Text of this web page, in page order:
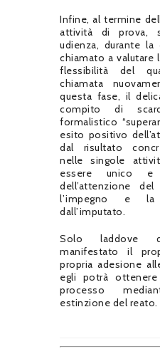
Infine, al termine
attività di prova,
udienza, durante
chiamato a valutare
flessibilità del
chiamata
questa fase, il
compito di
formalistico
esito positivo
dal risultato
nelle singole
essere unico e
dell’attenzione
l’impegno e
dall’imputato.
Solo laddove
manifestato il
propria adesione
egli potrà
processo
estinzione del reato.